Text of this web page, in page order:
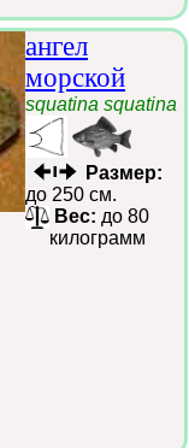
ангел
морской
squatina squatina
Размер:
до 250 см.
Вес: до 80
килограмм